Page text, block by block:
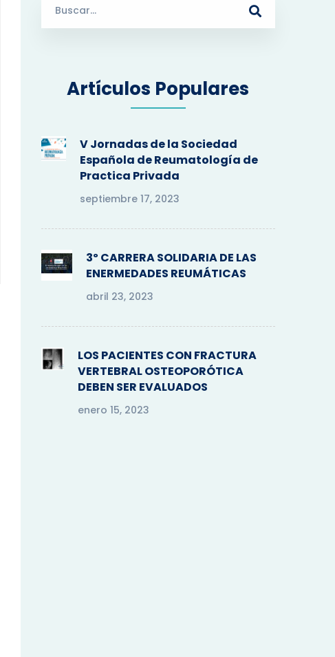
r
:
Artículos Populares
V Jornadas de la Sociedad
Española de Reumatología de
Practica Privada
septiembre 17, 2023
3º CARRERA SOLIDARIA DE LAS
ENERMEDADES REUMÁTICAS
abril 23, 2023
LOS PACIENTES CON FRACTURA
VERTEBRAL OSTEOPORÓTICA
DEBEN SER EVALUADOS
enero 15, 2023